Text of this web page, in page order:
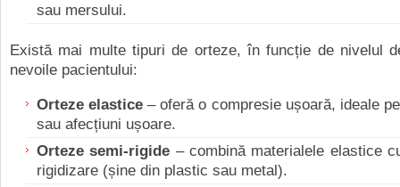
sau mersului.
Există mai multe tipuri de orteze, în funcție de nivelul
nevoile pacientului:
Orteze elastice – oferă o compresie ușoară, ideale
sau afecțiuni ușoare.
Orteze semi-rigide – combină materialele elastice
rigidizare (șine din plastic sau metal).